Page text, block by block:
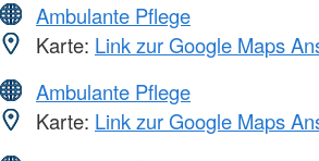
Ambulante Pflege
Karte: Link zur Google Maps
Ambulante Pflege
Karte: Link zur Google Maps